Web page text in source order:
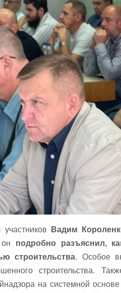
Вадим
подробно разъяснил,
строительства. Особое
строительства.
на системной